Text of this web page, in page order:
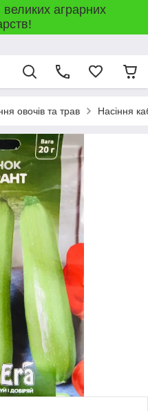
аграрних
овочів та трав Насіння